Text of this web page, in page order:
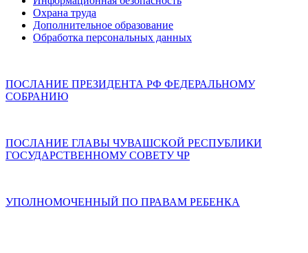
Охрана труда
Дополнительное образование
Обработка персональных данных
ПОСЛАНИЕ ПРЕЗИДЕНТА РФ ФЕДЕРАЛЬНОМУ
СОБРАНИЮ
ПОСЛАНИЕ ГЛАВЫ ЧУВАШСКОЙ РЕСПУБЛИКИ
ГОСУДАРСТВЕННОМУ СОВЕТУ ЧР
УПОЛНОМОЧЕННЫЙ ПО ПРАВАМ РЕБЕНКА